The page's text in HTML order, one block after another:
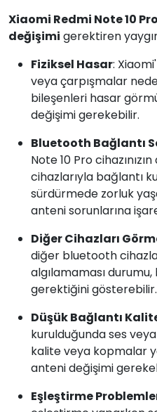
Xiaomi Redmi Note 10
değişimi gerektiren
Fiziksel Hasar:
veya çarpışmalar
bileşenleri hasar
değişimi gerekebilir.
Bluetooth Bağlantı
Note 10 Pro
cihazlarıyla bağlantı
sürdürmede zorluk
anteni sorunlarına
Diğer Cihazları
diğer bluetooth
algılamaması
gerektiğini gösterebilir.
Düşük Bağlantı
kurulduğunda ses
kalite veya kopmalar
anteni değişimi
Eşleştirme